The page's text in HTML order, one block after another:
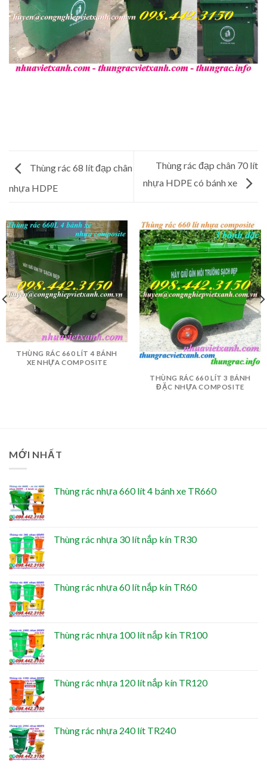
Thùng rác 68 lít đạp chân
nhựa HDPE
Thùng rác đạp chân 70 lít
nhựa HDPE có bánh xe
THÙNG RÁC 660 LÍT 4 BÁNH
XE NHỰA COMPOSITE
THÙNG RÁC 660 LÍT 3 BÁNH
ĐẶC NHỰA COMPOSITE
MỚI NHẤT
Thùng rác nhựa 660 lít 4 bánh xe TR660
Thùng rác nhựa 30 lít nắp kín TR30
Thùng rác nhựa 60 lít nắp kín TR60
Thùng rác nhựa 100 lít nắp kín TR100
Thùng rác nhựa 120 lít nắp kín TR120
Thùng rác nhựa 240 lít TR240